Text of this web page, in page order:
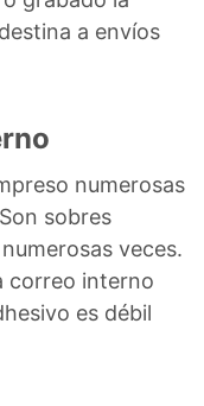
a envíos
numerosas
sobres
veces.
correo interno
es débil